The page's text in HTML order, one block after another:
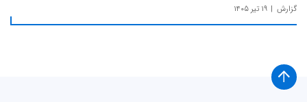
گزارش ۱۹ تیر ۱۴۰۵